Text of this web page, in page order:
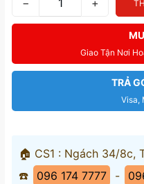
− +
Giao Tận Nơi
TRẢ
Visa,
🏠 CS1 : Ngách 34/8c,
☎️
096 174 7777 -